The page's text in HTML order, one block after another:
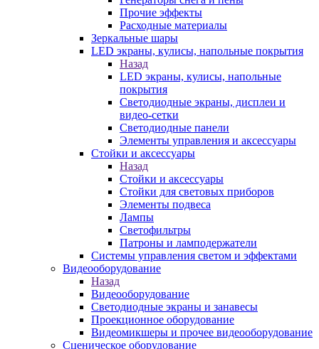
Прочие эффекты
Расходные материалы
Зеркальные шары
LED экраны, кулисы, напольные покрытия
Назад
LED экраны, кулисы, напольные
покрытия
Светодиодные экраны, дисплеи и
видео-сетки
Светодиодные панели
Элементы управления и аксессуары
Стойки и аксессуары
Назад
Стойки и аксессуары
Стойки для световых приборов
Элементы подвеса
Лампы
Светофильтры
Патроны и ламподержатели
Системы управления светом и эффектами
Видеооборудование
Назад
Видеооборудование
Светодиодные экраны и занавесы
Проекционное оборудование
Видеомикшеры и прочее видеооборудование
Сценическое оборудование